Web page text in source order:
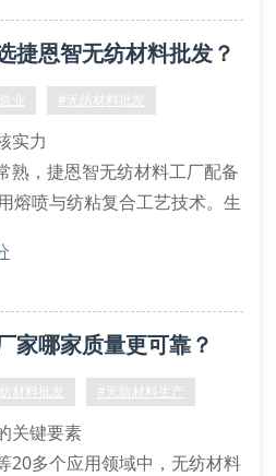
差控制在±3克以内
捷恩智无纺材料批发？
业 #无纺材料批发
实力
熟，捷恩智无纺材料工厂配备
熔喷与纺粘复合工艺技术。生
，确保每卷无纺布克重误差不
技术，使产品边缘平整度提
特别开发的抗菌无纺材料，
家哪家质量更可靠？
材料批发 #无纺材料生产
关键要素
20多个应用领域中，无纺材料